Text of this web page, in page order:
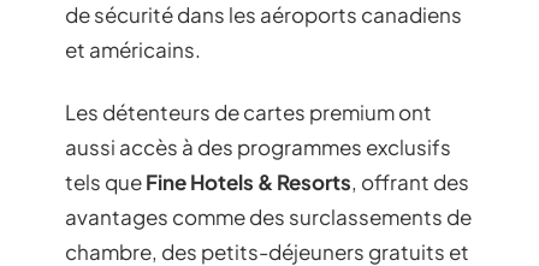
de sécurité dans les aéroports canadiens
et américains.
Les détenteurs de cartes premium ont
aussi accès à des programmes exclusifs
tels queFine Hotels & Resorts, offrant des
avantages comme des surclassements de
chambre, des petits-déjeuners gratuits et